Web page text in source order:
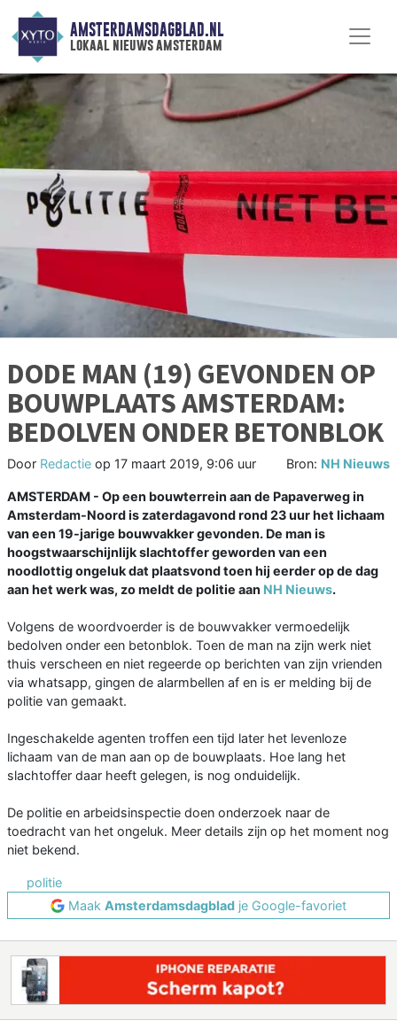
AMSTERDAMSDAGBLAD.NL
lokaal nieuws amsterdam
DODE MAN (19) GEVONDEN OP
BOUWPLAATS AMSTERDAM:
BEDOLVEN ONDER BETONBLOK
Door Redactie op 17 maart 2019, 9:06 uur Bron: NH Nieuws
AMSTERDAM - Op een bouwterrein aan de Papaverweg in
Amsterdam-Noord is zaterdagavond rond 23 uur het lichaam
van een 19-jarige bouwvakker gevonden. De man is
hoogstwaarschijnlijk slachtoffer geworden van een
noodlottig ongeluk dat plaatsvond toen hij eerder op de dag
aan het werk was, zo meldt de politie aan NH Nieuws.
Volgens de woordvoerder is de bouwvakker vermoedelijk
bedolven onder een betonblok. Toen de man na zijn werk niet
thuis verscheen en niet regeerde op berichten van zijn vrienden
via whatsapp, gingen de alarmbellen af en is er melding bij de
politie van gemaakt.
Ingeschakelde agenten troffen een tijd later het levenloze
lichaam van de man aan op de bouwplaats. Hoe lang het
slachtoffer daar heeft gelegen, is nog onduidelijk.
De politie en arbeidsinspectie doen onderzoek naar de
toedracht van het ongeluk. Meer details zijn op het moment nog
niet bekend.
politie
Maak Amsterdamsdagblad je Google-favoriet